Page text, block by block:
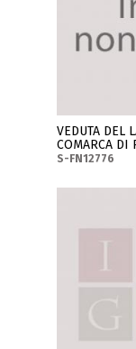
VEDUTA DEL
COMARCA DI
S-FN12776